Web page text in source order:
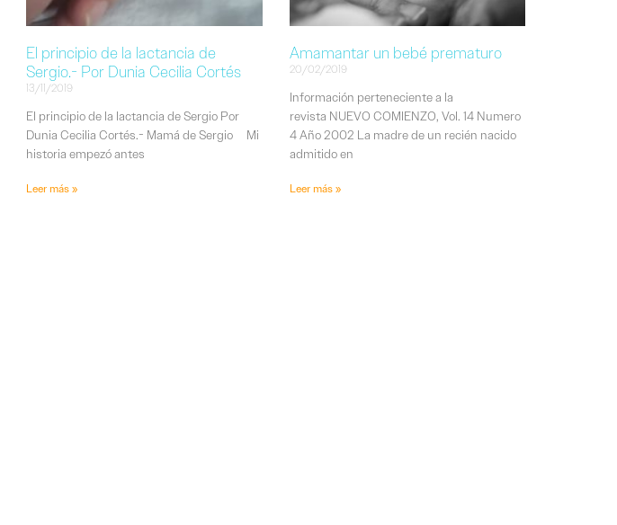
El principio de la lactancia de
Sergio.- Por Dunia Cecilia Cortés
13/11/2019
El principio de la lactancia de Sergio Por
Dunia Cecilia Cortés.- Mamá de Sergio Mi
historia empezó antes
Leer más »
Amamantar un bebé prematuro
20/02/2019
Información perteneciente a la
revista NUEVO COMIENZO, Vol. 14 Numero
4 Año 2002 La madre de un recién nacido
admitido en
Leer más »